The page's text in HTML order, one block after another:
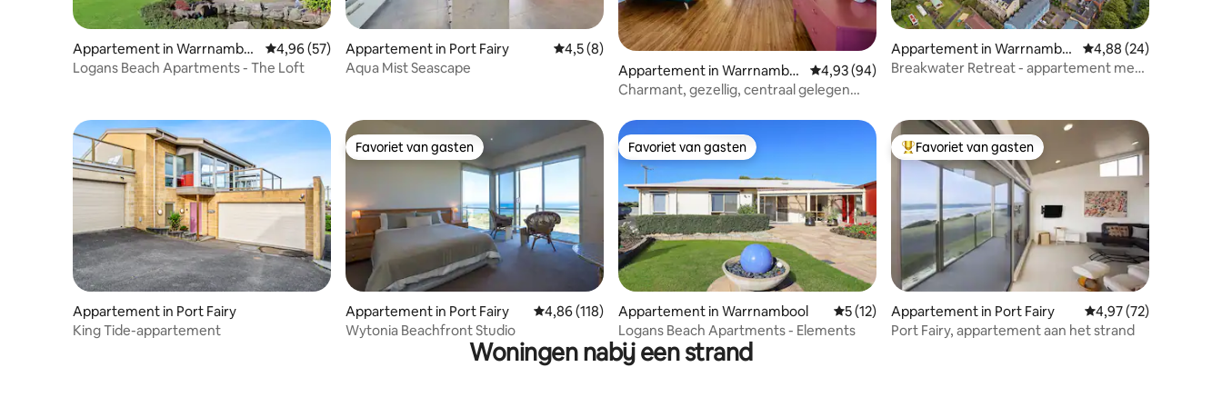
Appartement in Warrnambo
ol
Gemiddelde beoordeling van 4,96 op 5, 57 recensies
4,96 (57)
Logans Beach Apartments - The Loft
Appartement in Port Fairy Gemiddelde beoordeling van 4,5 op 5, 8 recensies
4,5 (8)
Aqua Mist Seascape
Appartement in Warrnambo
ol
Gemiddelde beoordeling van 4,93 op 5, 94 recensies
4,93 (94)
Charmant, gezellig, centraal gelegen
Appartement in Warrnambo
ol
Gemiddelde
4,88 (24)
Breakwater Retreat - appartement met
Appartement in Port Fairy
King Tide-appartement
Favoriet van gasten
Favoriet van gasten
Appartement in Port Fairy Gemiddelde beoordeling van 4,86 op 5, 118 recensies
4,86 (118)
Wytonia Beachfront Studio
Favoriet van gasten
Favoriet van gasten
Appartement in Warrnambool Gemiddelde beoordeling van 5 op 5, 12 recensies
5 (12)
Logans Beach Apartments - Elements
Topfavoriet van gasten
Favoriet van gasten
Appartement in Port Fairy Gemiddelde
4,97 (72)
Port Fairy, appartement aan het strand
Woningen nabij een strand